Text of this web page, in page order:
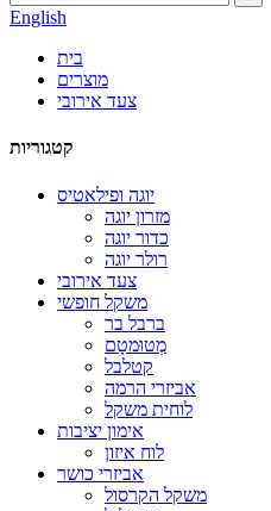
English
בית
מוצרים
צעד אירובי
קטגוריות
יוגה ופילאטיס
מזרון יוגה
כדור יוגה
רולר יוגה
צעד אירובי
משקל חופשי
ברבל בר
מְטוּמטָם
קטלבל
אביזרי הרמה
לוחית משקל
אימון יציבות
לוח איזון
אביזרי כושר
משקל הקרסול